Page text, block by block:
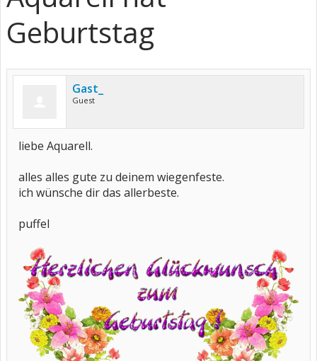
Geburtstag
Gast_
Guest
liebe Aquarell.
alles alles gute zu deinem wiegenfeste.
ich wünsche dir das allerbeste.
puffel